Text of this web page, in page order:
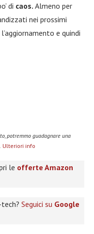
di caos. Almeno per
nei prossimi
e quindi
potremmo guadagnare una
Ulteriori info
le offerte Amazon
Seguici su Google